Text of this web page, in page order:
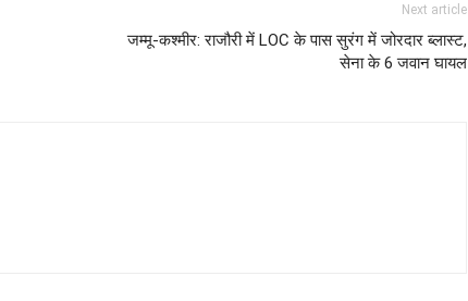
Next article
जम्मू-कश्मीर: राजौरी में LOC के पास सुरंग में जोरदार ब्लास्ट,
सेना के 6 जवान घायल